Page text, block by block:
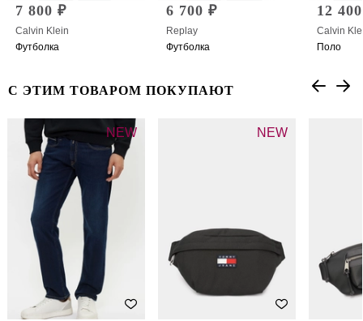
7 800 ₽
Calvin Klein
Футболка
6 700 ₽
Replay
Футболка
12
Calvin
Поло
С ЭТИМ ТОВАРОМ ПОКУПАЮТ
NEW NEW